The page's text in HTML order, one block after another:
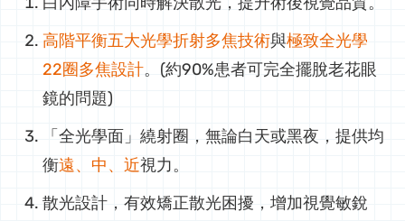
高階平衡五大光學折射多焦技術與極致全光學
22圈多焦設計。(約90%患者可完全擺脫老花眼
鏡的問題)
「全光學面」繞射圈，無論白天或黑夜，提供均
衡遠、中、近視力。
散光設計，有效矯正散光困擾，增加視覺敏銳